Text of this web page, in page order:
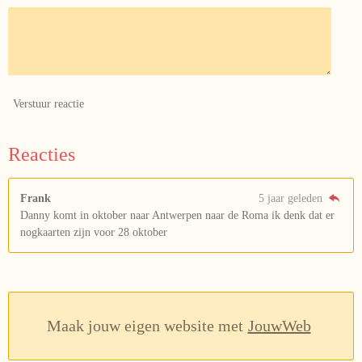
Verstuur reactie
Reacties
Frank
5 jaar geleden
Danny komt in oktober naar Antwerpen naar de Roma ik denk dat er
nogkaarten zijn voor 28 oktober
Maak jouw eigen website met JouwWeb